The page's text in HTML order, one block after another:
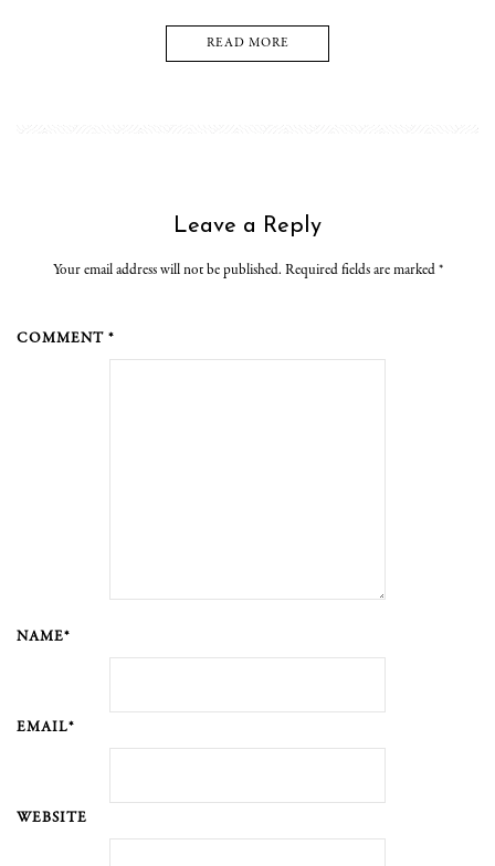
READ MORE
Leave a Reply
Your email address will not be published. Required fields are marked *
COMMENT *
NAME*
EMAIL*
WEBSITE